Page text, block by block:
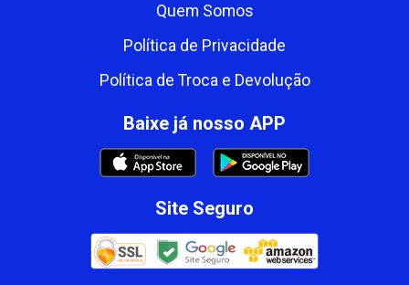
Quem Somos
Política de Privacidade
Política de Troca e Devolução
Baixe já nosso APP
Site Seguro